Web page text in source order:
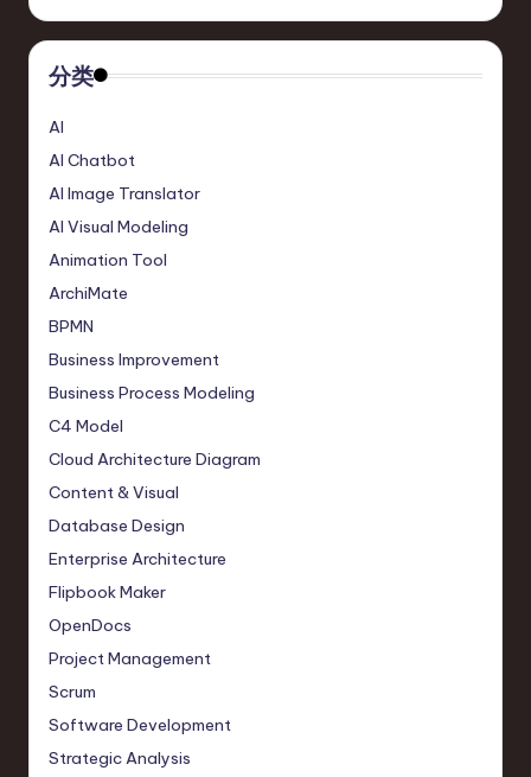
分类
AI
AI Chatbot
AI Image Translator
AI Visual Modeling
Animation Tool
ArchiMate
BPMN
Business Improvement
Business Process Modeling
C4 Model
Cloud Architecture Diagram
Content & Visual
Database Design
Enterprise Architecture
Flipbook Maker
OpenDocs
Project Management
Scrum
Software Development
Strategic Analysis